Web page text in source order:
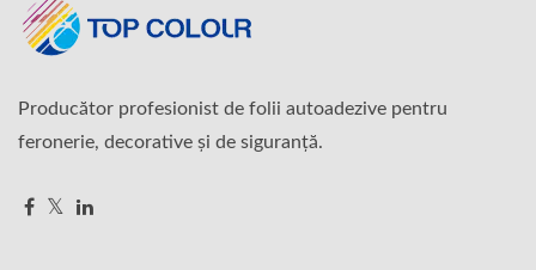
Producător profesionist de folii autoadezive pentru
feronerie, decorative și de siguranță.